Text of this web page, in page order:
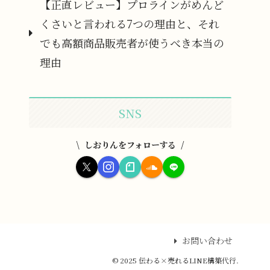
【正直レビュー】プロラインがめんど
くさいと言われる7つの理由と、それ
でも高額商品販売者が使うべき本当の
理由
SNS
しおりんをフォローする
お問い合わせ
© 2025 伝わる×売れるLINE構築代行.